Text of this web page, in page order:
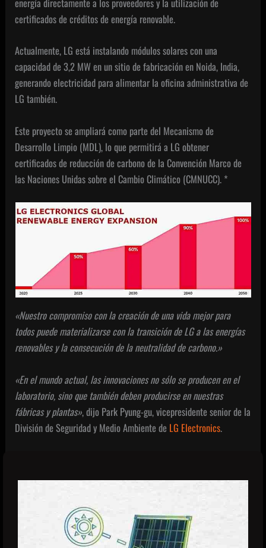
certificados de créditos de energía renovable.
Actualmente, LG está instalando módulos solares con una
capacidad de 3,2 MW en un sitio de fabricación en Noida, India,
generando electricidad para alimentar la oficina administrativa de
LG también.
Este proyecto se ampliará como parte del Mecanismo de
Desarrollo Limpio (MDL), lo que permitirá a LG obtener
certificados de reducción de carbono de la Convención Marco de
las Naciones Unidas sobre el Cambio Climático (CMNUCC). *
«Nuestro compromiso con la creación de una vida mejor para
todos puede materializarse con la transición de LG a las energías
renovables y la consecución de la neutralidad de carbono.»
«En el mundo actual, las innovaciones no sólo se producen en el
laboratorio, sino que también deben producirse en nuestras
fábricas y plantas», dijo Park Pyung-gu, vicepresidente senior de la
División de Seguridad y Medio Ambiente de LG Electronics.